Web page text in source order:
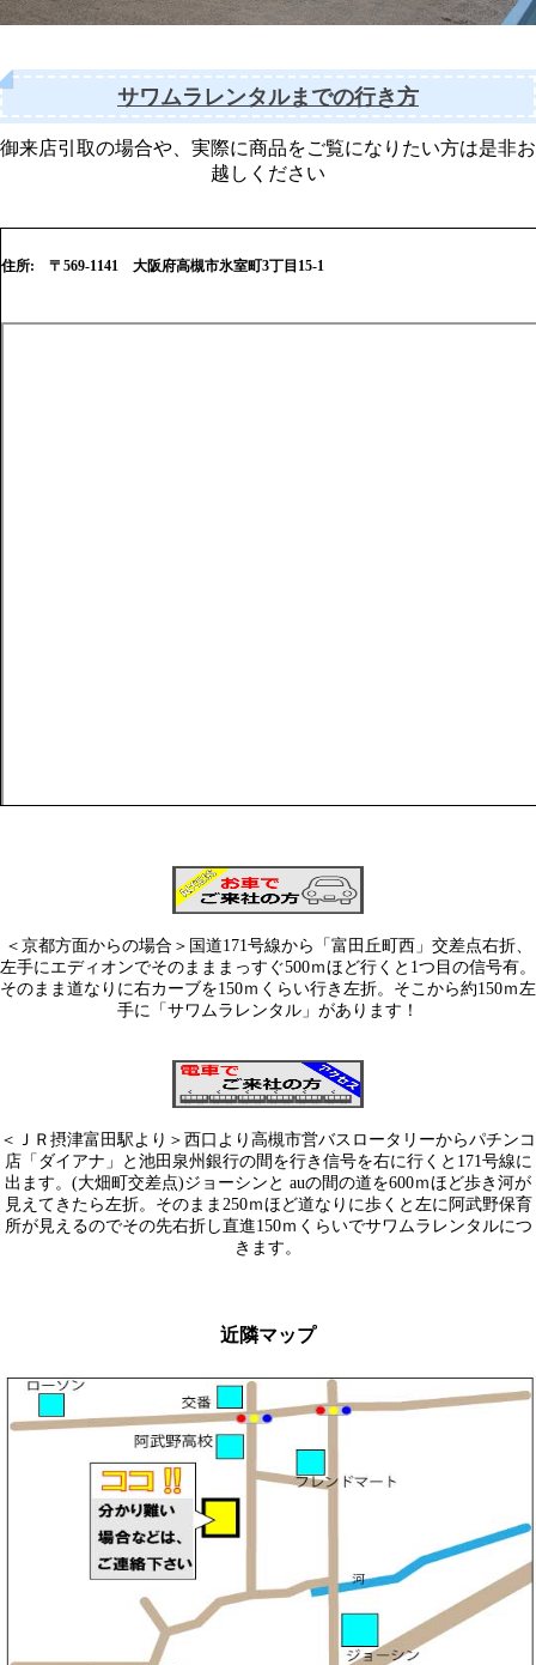
サワムラレンタルまでの行き方
御来店引取の場合や、実際に商品をご覧になりたい方は是非お
越しください
住所: 〒569-1141 大阪府高槻市氷室町3丁目15-1
＜京都方面からの場合＞国道171号線から「富田丘町西」交差点右折、
左手にエディオンでそのまままっすぐ500ｍほど行くと1つ目の信号有。
そのまま道なりに右カーブを150ｍくらい行き左折。そこから約150ｍ左
手に「サワムラレンタル」があります！
＜ＪＲ摂津富田駅より＞西口より高槻市営バスロータリーからパチンコ
店「ダイアナ」と池田泉州銀行の間を行き信号を右に行くと171号線に
出ます。(大畑町交差点)ジョーシンと auの間の道を600ｍほど歩き河が
見えてきたら左折。そのまま250ｍほど道なりに歩くと左に阿武野保育
所が見えるのでその先右折し直進150ｍくらいでサワムラレンタルにつ
きます。
近隣マップ